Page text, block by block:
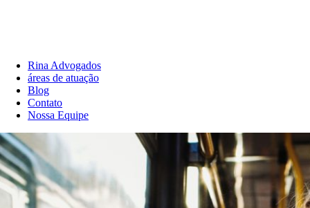
Rina Advogados
áreas de atuação
Blog
Contato
Nossa Equipe